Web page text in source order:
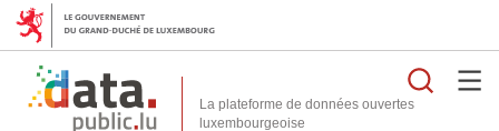
La plateforme de données ouvertes